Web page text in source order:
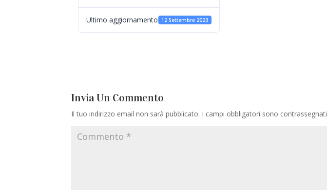
Ultimo aggiornamento 12 Settembre 2023
Invia Un Commento
Il tuo indirizzo email non sarà pubblicato. I campi obbligatori sono contrassegnati